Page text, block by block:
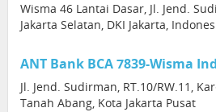
Wisma 46 Lantai Dasar, Jl. Jend.
Jakarta Selatan, DKI Jakarta,
ANT Bank BCA 7839-Wisma
Jl. Jend. Sudirman, RT.10/RW.11,
Tanah Abang, Kota Jakarta Pusat